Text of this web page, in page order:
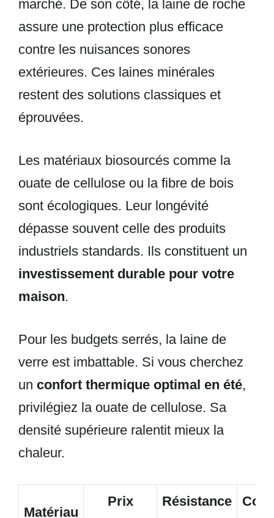
marché. De son côté, la laine de roche
assure une protection plus efficace
contre les nuisances sonores
extérieures. Ces laines minérales
restent des solutions classiques et
éprouvées.
Les matériaux biosourcés comme la
ouate de cellulose ou la fibre de bois
sont écologiques. Leur longévité
dépasse souvent celle des produits
industriels standards. Ils constituent un
investissement durable pour votre
maison.
Pour les budgets serrés, la laine de
verre est imbattable. Si vous cherchez
un confort thermique optimal en été,
privilégiez la ouate de cellulose. Sa
densité supérieure ralentit mieux la
chaleur.
Matériau
Prix
Résistance